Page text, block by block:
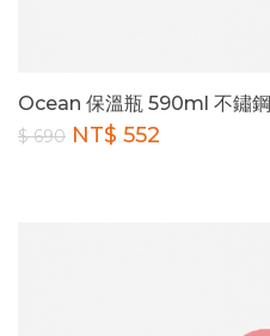
Ocean 保溫瓶 590ml 不鏽鋼
$ 690 NT$ 552